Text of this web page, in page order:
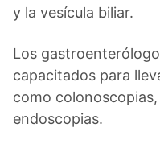
y la vesícula biliar.
Los
capacitados para
como
endoscopias.